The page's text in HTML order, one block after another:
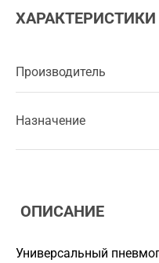
ХАРАКТЕРИСТИКИ
Производитель
Назначение
ОПИСАНИЕ
Универсальный